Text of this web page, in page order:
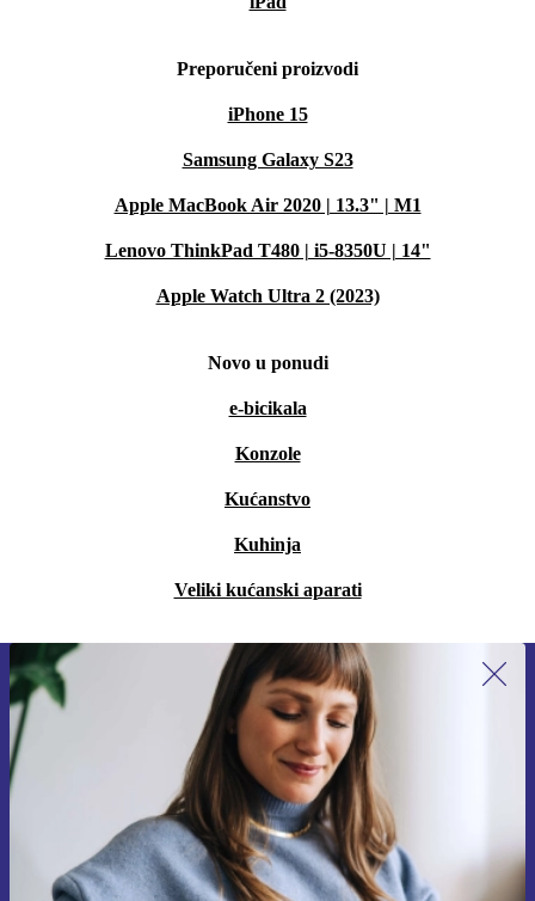
Preporučeni proizvodi
iPhone 15
Samsung Galaxy S23
Apple MacBook Air 2020 | 13.3" | M1
Lenovo ThinkPad T480 | i5-8350U | 14"
Apple Watch Ultra 2 (2023)
Novo u ponudi
e-bicikala
Konzole
Kućanstvo
Kuhinja
Veliki kućanski aparati
Prijavi se na newsletter!
Nikad više ne propusti ponudu.
Zatraži kupon